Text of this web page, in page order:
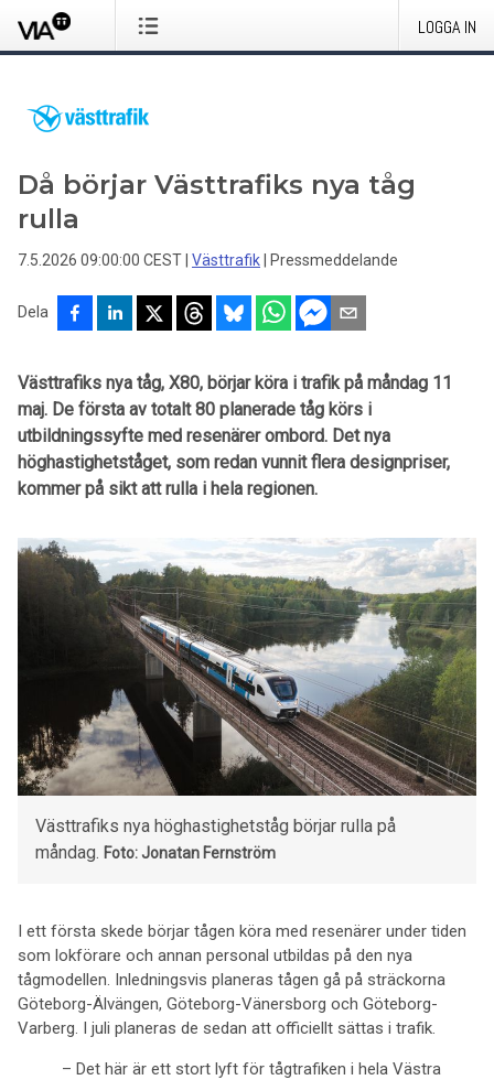
LOGGA IN
Då börjar Västtrafiks nya tåg
rulla
7.5.2026 09:00:00 CEST Västtrafik Pressmeddelande
Dela
Västtrafiks nya tåg, X80, börjar köra i trafik på måndag 11
maj. De första av totalt 80 planerade tåg körs i
utbildningssyfte med resenärer ombord. Det nya
höghastighetståget, som redan vunnit flera designpriser,
kommer på sikt att rulla i hela regionen.
Västtrafiks nya höghastighetståg börjar rulla på
måndag. Foto: Jonatan Fernström
I ett första skede börjar tågen köra med resenärer under tiden
som lokförare och annan personal utbildas på den nya
tågmodellen. Inledningsvis planeras tågen gå på sträckorna
Göteborg-Älvängen, Göteborg-Vänersborg och Göteborg-
Varberg. I juli planeras de sedan att officiellt sättas i trafik.
– Det här är ett stort lyft för tågtrafiken i hela Västra